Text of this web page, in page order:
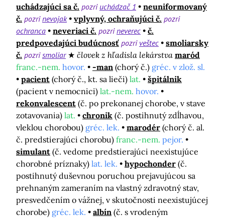
uchádzajúci sa č. pozri uchádzač 1
neuniformovaný
č. pozrinevojak vplyvný, ochraňujúci č. pozri
ochranca
neveriaci č. pozrineverec
č.
predpovedajúci budúcnosť pozri veštec
smoliarsky
č. pozrismoliar človek z hľadisla lekárstva maród
franc.-nem. hovor. -man (chorý č.) gréc. v zlož. sl.
pacient (chorý č., kt. sa lieči) lat.
špitálnik
(pacient v nemocnici) lat.-nem. hovor.
rekonvalescent (č. po prekonanej chorobe, v stave
zotavovania) lat. chronik (č. postihnutý zdĺhavou,
vleklou chorobou) gréc. lek. marodér (chorý č. al.
č. predstierajúci chorobu) franc.-nem. pejor.
simulant (č. vedome predstierajúci neexistujúce
chorobné príznaky) lat. lek. hypochonder (č.
postihnutý duševnou poruchou prejavujúcou sa
prehnaným zameraním na vlastný zdravotný stav,
presvedčením o vážnej, v skutočnosti neexistujúcej
chorobe) gréc. lek. albín (č. s vrodeným